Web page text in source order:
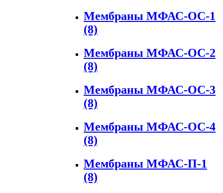
Мембраны МФАС-ОС-1
(8)
Мембраны МФАС-ОС-2
(8)
Мембраны МФАС-ОС-3
(8)
Мембраны МФАС-ОС-4
(8)
Мембраны МФАС-П-1
(8)